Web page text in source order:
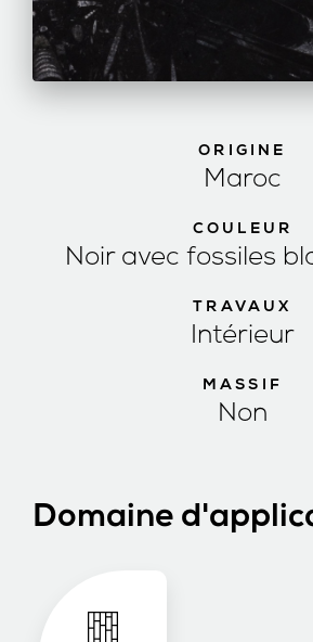
ORIGINE
Maroc
COULEUR
Noir avec fossiles
TRAVAUX
Intérieur
MASSIF
Non
Domaine